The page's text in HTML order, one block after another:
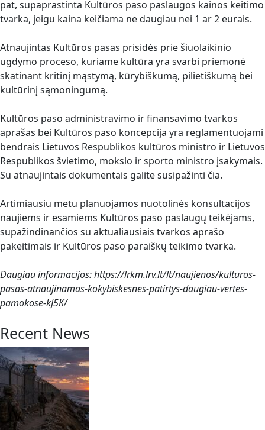
pat, supaprastinta Kultūros paso paslaugos kainos keitimo
tvarka, jeigu kaina keičiama ne daugiau nei 1 ar 2 eurais.
Atnaujintas Kultūros pasas prisidės prie šiuolaikinio
ugdymo proceso, kuriame kultūra yra svarbi priemonė
skatinant kritinį mąstymą, kūrybiškumą, pilietiškumą bei
kultūrinį sąmoningumą.
Kultūros paso administravimo ir finansavimo tvarkos
aprašas bei Kultūros paso koncepcija yra reglamentuojami
bendrais Lietuvos Respublikos kultūros ministro ir Lietuvos
Respublikos švietimo, mokslo ir sporto ministro įsakymais.
Su atnaujintais dokumentais galite susipažinti čia.
Artimiausiu metu planuojamos nuotolinės konsultacijos
naujiems ir esamiems Kultūros paso paslaugų teikėjams,
supažindinančios su aktualiausiais tvarkos aprašo
pakeitimais ir Kultūros paso paraiškų teikimo tvarka.
Daugiau informacijos: https://lrkm.lrv.lt/lt/naujienos/kulturos-
pasas-atnaujinamas-kokybiskesnes-patirtys-daugiau-vertes-
pamokose-kJ5K/
Recent News